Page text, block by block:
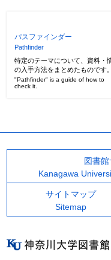
パスファインダー
Pathfinder
特定のテーマについて、資料・
の入手方法をまとめたものです。
"Pathfinder" is a guide of how to
check it.
図書
Kanagawa
サイトマップ
Sitemap